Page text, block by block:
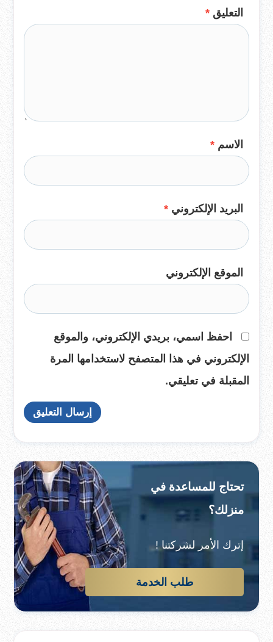
التعليق *
الاسم *
البريد الإلكتروني *
الموقع الإلكتروني
احفظ اسمي، بريدي الإلكتروني، والموقع
الإلكتروني في هذا المتصفح لاستخدامها المرة
المقبلة في تعليقي.
تحتاج للمساعدة في
منزلك؟
إترك الأمر لشركتنا !
طلب الخدمة